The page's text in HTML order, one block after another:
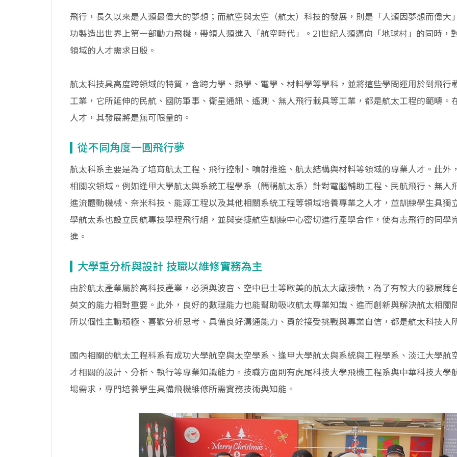
飛行，長久以來是人類最偉大的夢想；而航空與太空（航太）科技的發展，則是「人類因夢想而偉大
功製造出世界上第一部動力飛機，帶領人類進入「航空時代」。21世紀人類邁向「地球村」的同時，
領域的人才需求日殷。
航太科技具高度跨領域的特質，含跨力學、熱學、電學、材料學等學科，並將這些學問運用於到飛行
工業，它所延伸的民航、國防軍事、衛星通訊、遙測、無人飛行載具等工業，都是航太工程的範疇。
人才，其發展將是無可限量的。
從不同角度一圓飛行夢
航太科系主要是為了培育航太工程、飛行控制、噴射推進、航太結構與材料等領域的專業人才。此外
相關次領域。例如逢甲大學航太與系統工程學系（簡稱航太系）針對電腦輔助工程、民航飛行、無人
進流體動機械、奈米科技、能源工程以及其他相關系統工程等領域培養專業之人才，並訓練學生具獨
學航太系也設立民航專技學程飛行組，並與安捷航空訓練中心密切進行產學合作，使有志飛行的同學
進。
大學重分析與設計 技職以維修實務為主
由於航太產業屬於高科技產業，必須與波音、空中巴士等歐美的航太大廠接軌，為了有較大的發展舞
英文的能力相對重要。此外，良好的數理能力也能幫助吸收航太專業知識、進而創新與解決航太相關
所以個性主動積極、喜歡分析思考、具備良好溝通能力、勇於接受挑戰與專業自信，都是航太科技人
國內相關的航太工程科系有成功大學航空與太空學系、逢甲大學航太與系統與工程學系、淡江大學航
才相關的設計、分析、執行等專業知識能力。技職方面則有虎尾科技大學飛機工程系與中華科技大學
場需求，專門培養學生具備飛機維修所需實務技術與知能。